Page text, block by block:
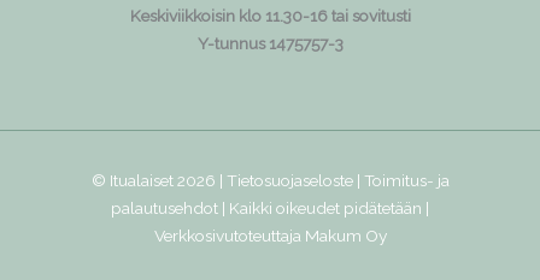
Keskiviikkoisin klo 11.30-16 tai sovitusti
Y-tunnus 1475757-3
© Itualaiset 2026 | Tietosuojaseloste| Toimitus- ja
palautusehdot | Kaikki oikeudet pidätetään |
Verkkosivutoteuttaja Makum Oy